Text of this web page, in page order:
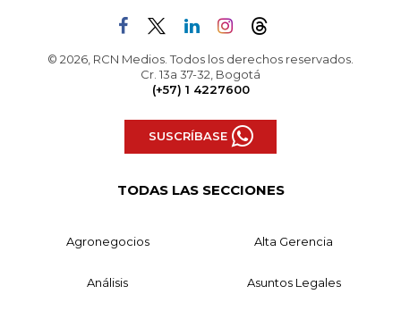
© 2026, RCN Medios. Todos los derechos reservados.
Cr. 13a 37-32, Bogotá
(+57) 1 4227600
SUSCRÍBASE
TODAS LAS SECCIONES
Agronegocios Alta Gerencia
Análisis Asuntos Legales